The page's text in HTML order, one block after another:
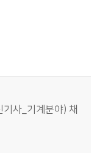
사_기계분야) 채